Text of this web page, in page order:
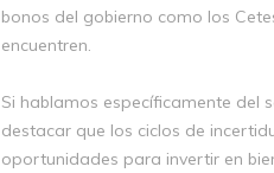
bonos del gobierno como los
encuentren.
Si hablamos específicamente del
destacar que los ciclos de
oportunidades para invertir en